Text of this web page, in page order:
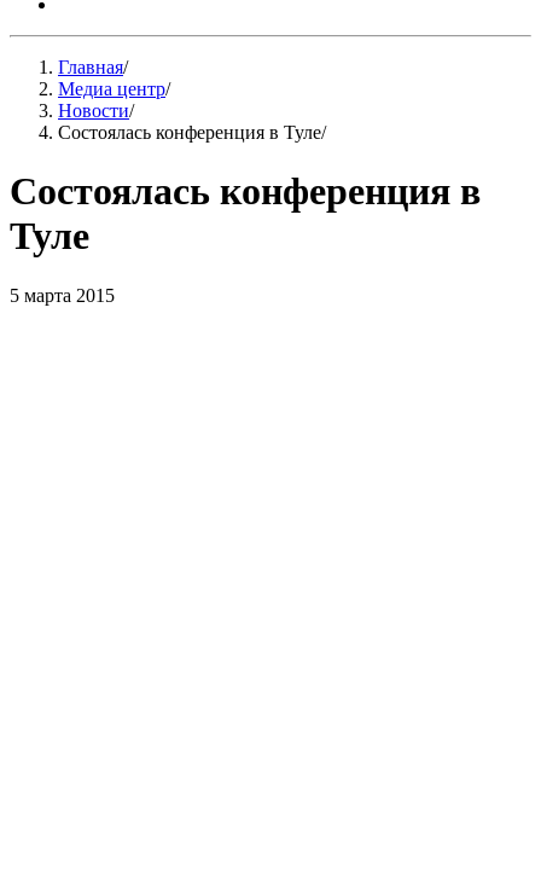
Главная/
Медиа центр/
Новости/
Состоялась конференция в Туле/
Состоялась конференция в
Туле
5 марта 2015